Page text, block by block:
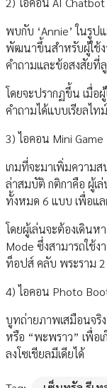
พบกับ ‘Annie’ ในรู
พัฒนาขึ้นสำหรับผู้ใช้ง
คำถามและข้อสงสัยที่
โดยจะปรากฏขึ้น เมื่อ
คำถามได้แบบเรียลไทม์
3) ไอคอน Mini Game
เกมที่จะมาเพิ่มความ
ล่าสมบัติ กติกาคือ ผู้เ
ทั้งหมด 6 แบบ เพื่อแ
โดยผู้เล่นจะต้องเดิน
Mode ซึ่งสามารถใช้ง
ท็อปส์ คลับ พระราม
4) ไอคอน Photo
บูทถ่ายภาพเสมือนจริ
หรือ “พะพราว” เพื่อ
ลงโซเชียลมีเดียได้